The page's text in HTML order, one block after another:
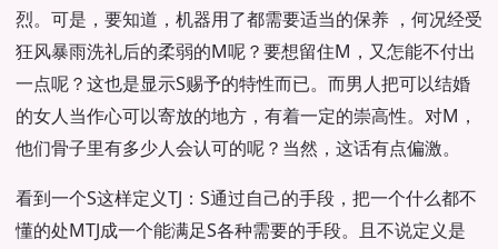
烈。可是，要知道，机器用了都需要适当的保养 ，何况经受
狂风暴雨洗礼后的柔弱的M呢？要想留住M，又怎能不付出
一点呢？这也是显示S赐予的特性而已。而男人把可以结婚
的女人当作心可以寄放的地方，有着一定的崇高性。对M，
他们骨子里有多少人会认可的呢？当然，这话有点偏激。
看到一个S这样定义TJ：S通过自己的手段，把一个什么都不
懂的处MTJ成一个能满足S各种需要的手段。且不说定义是